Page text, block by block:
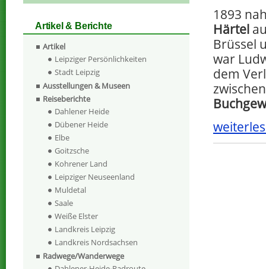
1893
Härtel
Brüssel
war
dem
Artikel & Berichte
Artikel
Leipziger Persönlichkeiten
Stadt Leipzig
Ausstellungen & Museen
Reiseberichte
Dahlener Heide
Dübener Heide
Elbe
Goitzsche
Kohrener Land
Leipziger Neuseenland
Muldetal
Saale
Weiße Elster
Landkreis Leipzig
Landkreis Nordsachsen
Radwege/Wanderwege